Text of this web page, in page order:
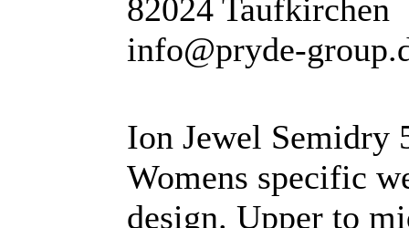
82024 Taufkirchen
info@pryde-
Ion Jewel Semidry
Womens specific
design. Upper to